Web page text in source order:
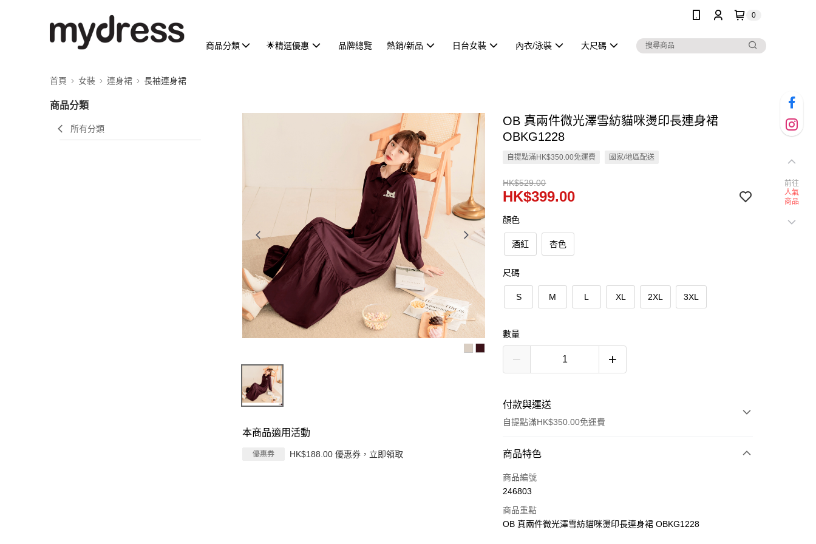
0
商品分類 🌟精選優惠 品牌總覽 熱銷/新品 日台女裝 內衣/泳裝 大尺碼
首頁 女裝 連身裙 長袖連身裙
商品分類
所有分類
本商品適用活動
優惠券 HK$188.00 優惠券，立即領取
OB 真兩件微光澤雪紡貓咪燙印長連身裙
OBKG1228
自提點滿HK$350.00免運費 國家/地區配送
HK$529.00
HK$399.00
顏色
酒紅 杏色
尺碼
S M L XL 2XL 3XL
數量
付款與運送
自提點滿HK$350.00免運費
付款方式
信用卡
AlipayHK
商品特色
商品編號
246803
商品重點
OB 真兩件微光澤雪紡貓咪燙印長連身裙 OBKG1228
前往
人氣
商品